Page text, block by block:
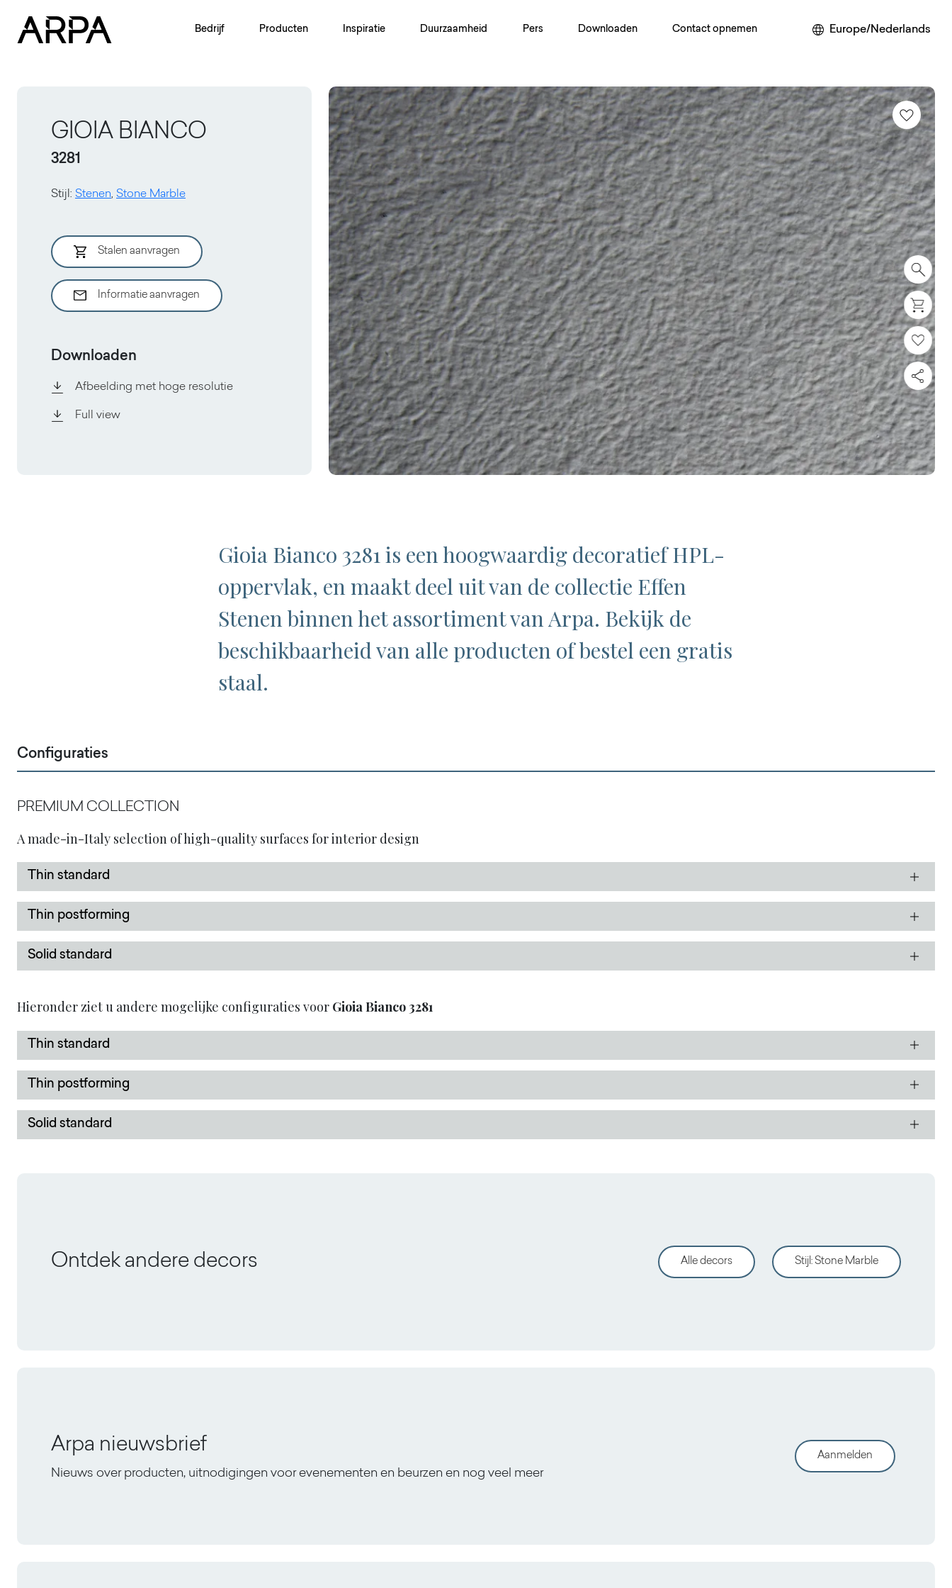
Bedrijf Producten Inspiratie Duurzaamheid Pers Downloaden Contact opnemen Europe/Nederlands
GIOIA BIANCO
3281
Stijl : Stenen, Stone Marble
Stalen aanvragen
Informatie aanvragen
Downloaden
Afbeelding met hoge resolutie
Full view
Gioia Bianco 3281 is een hoogwaardig decoratief HPL-
oppervlak, en maakt deel uit van de collectie Effen
Stenen binnen het assortiment van Arpa. Bekijk de
beschikbaarheid van alle producten of bestel een gratis
staal.
Configuraties
PREMIUM COLLECTION
A made-in-Italy selection of high-quality surfaces for interior design
Thin standard
Thin postforming
Solid standard
Hieronder ziet u andere mogelijke configuraties voor Gioia Bianco 3281
Thin standard
Thin postforming
Solid standard
Ontdek andere decors Alle decors Stijl : Stone Marble
Arpa nieuwsbrief
Nieuws over producten, uitnodigingen voor evenementen en beurzen en nog veel meer
Aanmelden